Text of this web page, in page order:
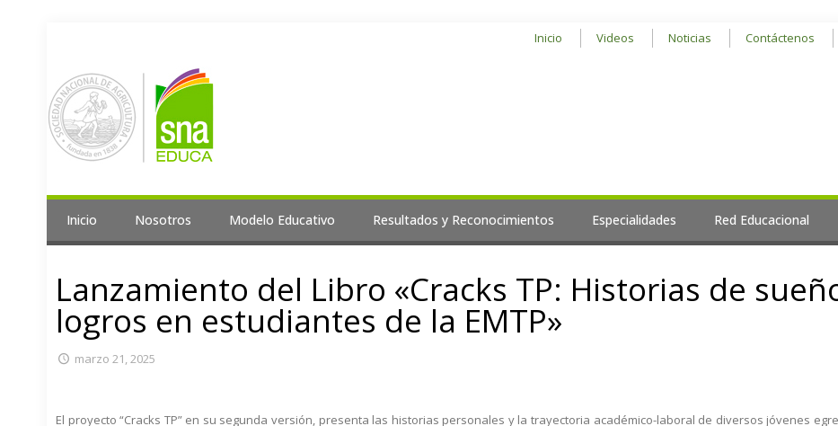
Inicio Videos Noticias Contáctenos
Inicio Nosotros Modelo Educativo Resultados y Reconocimientos Especialidades Red Educacional
Lanzamiento del Libro «Cracks TP: Historias de
logros en estudiantes de la EMTP»
marzo 21, 2025
El proyecto “Cracks TP” en su segunda versión, presenta las historias personales y la trayectoria académico-laboral de diversos jóvenes